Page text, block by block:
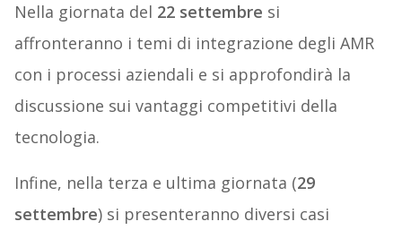
Nella giornata del 22 settembre si
affronteranno i temi di integrazione degli AMR
con i processi aziendali e si approfondirà la
discussione sui vantaggi competitivi della
tecnologia.
Infine, nella terza e ultima giornata (29
settembre) si presenteranno diversi casi